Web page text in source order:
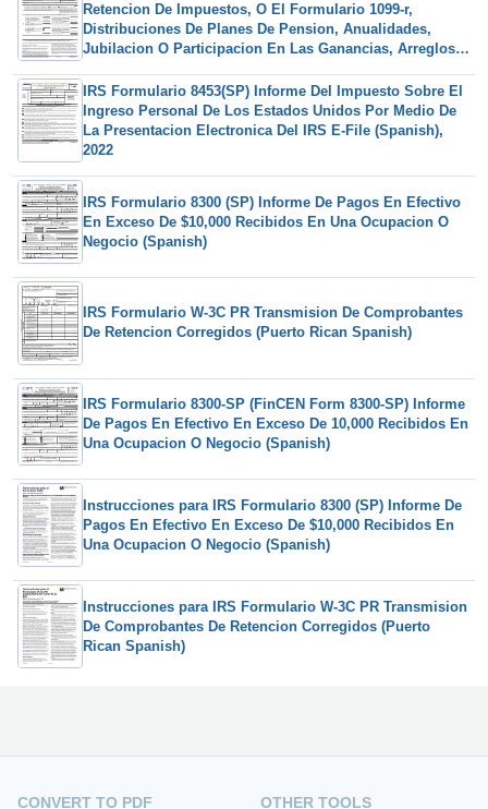
Retencion De Impuestos, O El Formulario 1099-r,
Distribuciones De Planes De Pension, Anualidades,
Jubilacion O Participacion En Las Ganancias, Arreglos
IRS Formulario 8453(SP) Informe Del Impuesto Sobre El
Ingreso Personal De Los Estados Unidos Por Medio De
La Presentacion Electronica Del IRS E-File (Spanish),
2022
IRS Formulario 8300 (SP) Informe De Pagos En Efectivo
En Exceso De $10,000 Recibidos En Una Ocupacion O
Negocio (Spanish)
IRS Formulario W-3C PR Transmision De Comprobantes
De Retencion Corregidos (Puerto Rican Spanish)
IRS Formulario 8300-SP (FinCEN Form 8300-SP) Informe
De Pagos En Efectivo En Exceso De 10,000 Recibidos En
Una Ocupacion O Negocio (Spanish)
Instrucciones para IRS Formulario 8300 (SP) Informe De
Pagos En Efectivo En Exceso De $10,000 Recibidos En
Una Ocupacion O Negocio (Spanish)
Instrucciones para IRS Formulario W-3C PR Transmision
De Comprobantes De Retencion Corregidos (Puerto
Rican Spanish)
CONVERT TO PDF
OTHER TOOLS